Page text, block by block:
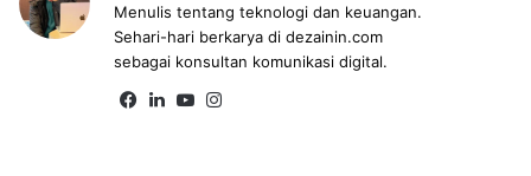
Menulis tentang teknologi dan keuangan.
Sehari-hari berkarya di dezainin.com
sebagai konsultan komunikasi digital.
Fa Lin Yo